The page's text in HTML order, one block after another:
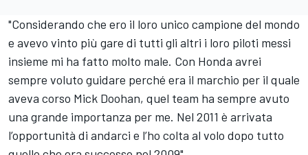
"Considerando che ero il loro unico campione del mondo
e avevo vinto più gare di tutti gli altri i loro piloti messi
insieme mi ha fatto molto male. Con Honda avrei
sempre voluto guidare perché era il marchio per il quale
aveva corso Mick Doohan, quel team ha sempre avuto
una grande importanza per me. Nel 2011 è arrivata
l’opportunità di andarci e l’ho colta al volo dopo tutto